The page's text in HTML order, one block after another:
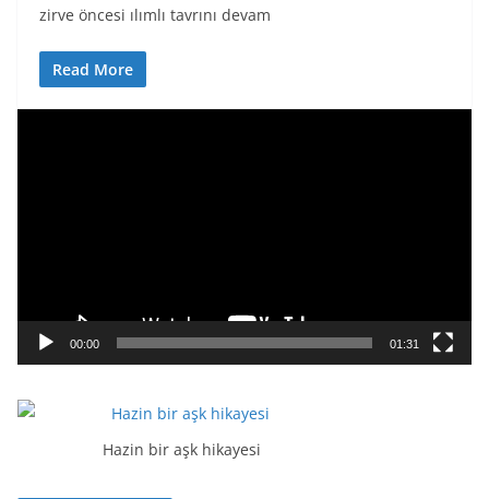
zirve öncesi ılımlı tavrını devam
Read More
t
ı
c
00:00 01:31
Hazin bir aşk hikayesi